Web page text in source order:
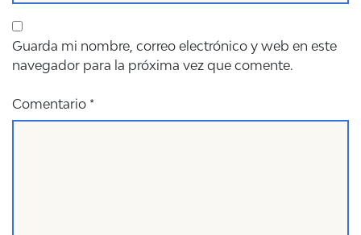
Guarda mi nombre, correo electrónico y web en este
navegador para la próxima vez que comente.
Comentario *